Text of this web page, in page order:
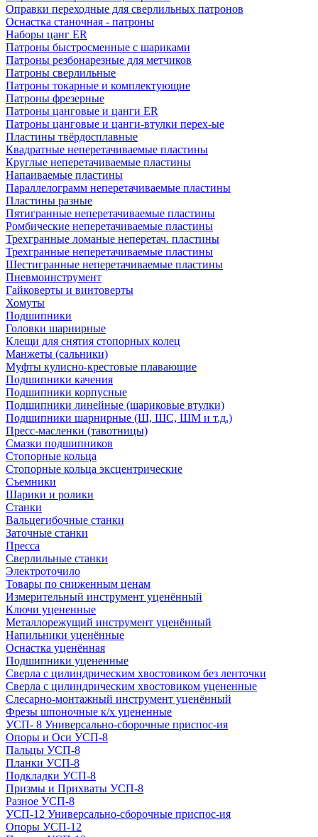
Оправки переходные для сверлильных патронов
Оснастка станочная - патроны
Наборы цанг ER
Патроны быстросменные с шариками
Патроны резбонарезные для метчиков
Патроны сверлильные
Патроны токарные и комплектующие
Патроны фрезерные
Патроны цанговые и цанги ER
Патроны цанговые и цанги-втулки перех-ые
Пластины твёрдосплавные
Квадратные неперетачиваемые пластины
Круглые неперетачиваемые пластины
Напаиваемые пластины
Параллелограмм неперетачиваемые пластины
Пластины разные
Пятигранные неперетачиваемые пластины
Ромбические неперетачиваемые пластины
Трехгранные ломаные неперетач. пластины
Трехгранные неперетачиваемые пластины
Шестигранные неперетачиваемые пластины
Пневмоинструмент
Гайковерты и винтоверты
Хомуты
Подшипники
Головки шарнирные
Клещи для снятия стопорных колец
Манжеты (сальники)
Муфты кулисно-крестовые плавающие
Подшипники качения
Подшипники корпусные
Подшипники линейные (шариковые втулки)
Подшипники шарнирные (Ш, ШС, ШМ и т.д.)
Пресс-масленки (тавотницы)
Смазки подшипников
Стопорные кольца
Стопорные кольца эксцентрические
Съемники
Шарики и ролики
Станки
Вальцегибочные станки
Заточные станки
Пресса
Сверлильные станки
Электроточило
Товары по сниженным ценам
Измерительный инструмент уценённый
Ключи уцененные
Металлорежущий инструмент уценённый
Напильники уценённые
Оснастка уценённая
Подшипники уцененные
Сверла с цилиндрическим хвостовиком без ленточки
Сверла с цилиндрическим хвостовиком уцененные
Слесарно-монтажный инструмент уценённый
Фрезы шпоночные к/х уцененные
УСП- 8 Универсально-сборочные приспос-ия
Опоры и Оси УСП-8
Пальцы УСП-8
Планки УСП-8
Подкладки УСП-8
Призмы и Прихваты УСП-8
Разное УСП-8
УСП-12 Универсально-сборочные приспос-ия
Опоры УСП-12